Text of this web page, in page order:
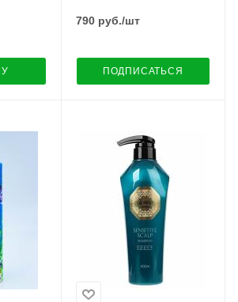
ML
790руб./шт
ПОДПИСАТЬСЯ